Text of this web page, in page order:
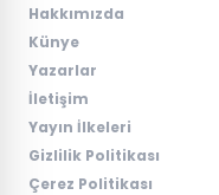
Hakkımızda
Künye
Yazarlar
İletişim
Yayın İlkeleri
Gizlilik Politikası
Çerez Politikası